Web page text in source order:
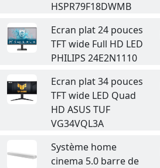
HSPR79F18DWMB
Ecran plat 24 pouces
TFT wide Full HD LED
PHILIPS 24E2N1110
Ecran plat 34 pouces
TFT wide LED Quad
HD ASUS TUF
VG34VQL3A
Système home
cinema 5.0 barre de